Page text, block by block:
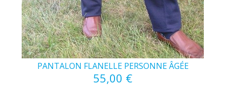
PANTALON FLANELLE PERSONNE ÂGÉE
55,00 €